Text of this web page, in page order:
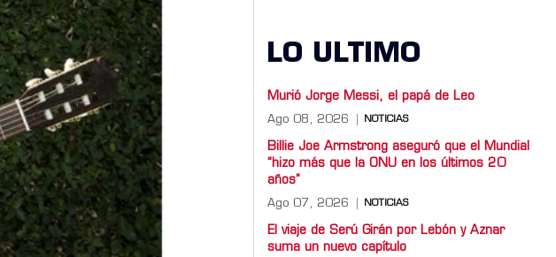
LO ULTIMO
Murió Jorge Messi, el papá de Leo
Ago 08, 2026 NOTICIAS
Billie Joe Armstrong aseguró que el Mundial
“hizo más que la ONU en los últimos 20
años”
Ago 07, 2026 NOTICIAS
El viaje de Serú Girán por Lebón y Aznar
suma un nuevo capítulo